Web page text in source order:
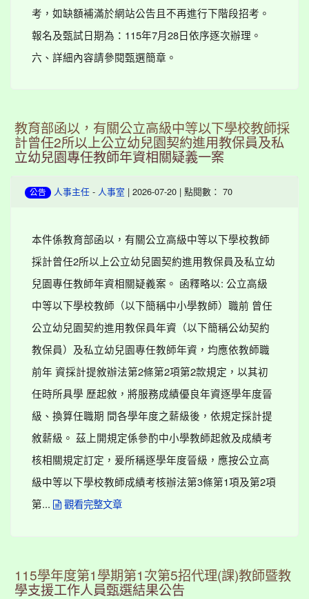
考，如缺額補滿於網站公告且不再進行下階段招考。
報名及甄試日期為：115年7月28日依序逐次辦理。
六、詳細內容請參閱甄選簡章。
教育部函以，有關公立高級中等以下學校教師採
計曾任2所以上公立幼兒園契約進用教保員及私
立幼兒園專任教師年資相關疑義一案
公告 人事主任 - 人事室 | 2026-07-20 | 點閱數： 70
本件係教育部函以，有關公立高級中等以下學校教師
採計曾任2所以上公立幼兒園契約進用教保員及私立幼
兒園專任教師年資相關疑義案。 函釋略以: 公立高級
中等以下學校教師（以下簡稱中小學教師）職前 曾任
公立幼兒園契約進用教保員年資（以下簡稱公幼契約
教保員）及私立幼兒園專任教師年資，均應依教師職
前年 資採計提敘辦法第2條第2項第2款規定，以其初
任時所具學 歷起敘，將服務成績優良年資逐學年度晉
級、換算任職期 間各學年度之薪級後，依規定採計提
敘薪級。 茲上開規定係參酌中小學教師起敘及成績考
核相關規定訂定，爰所稱逐學年度晉級，應按公立高
級中等以下學校教師成績考核辦法第3條第1項及第2項
第...
觀看完整文章
115學年度第1學期第1次第5招代理(課)教師暨教
學支援工作人員甄選結果公告